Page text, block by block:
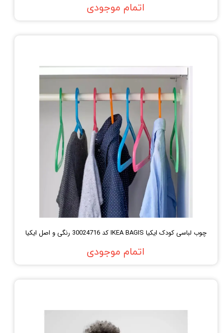
اتمام موجودی
چوب لباسی کودک ایکیا IKEA BAGIS کد 30024716 رنگی و اصل ایکیا
اتمام موجودی